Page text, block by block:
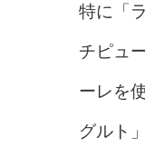
特に「
チピュ
ーレを
グルト